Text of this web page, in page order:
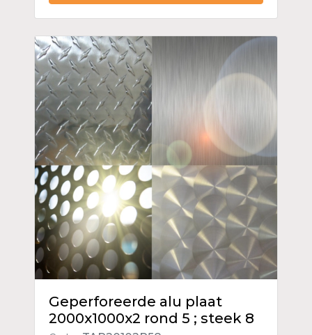
Geperforeerde alu plaat
2000x1000x2 rond 5 ; steek 8